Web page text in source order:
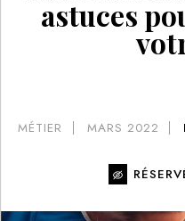
astuces
MÉTIER MARS 2022